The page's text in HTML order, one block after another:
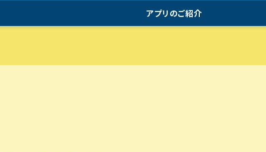
アプリのご紹介